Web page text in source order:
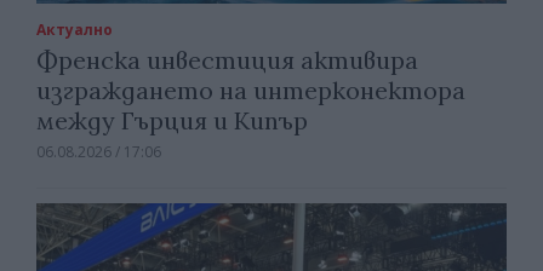
Актуално
Френска инвестиция активира
изграждането на интерконектора
между Гърция и Кипър
06.08.2026 / 17:06